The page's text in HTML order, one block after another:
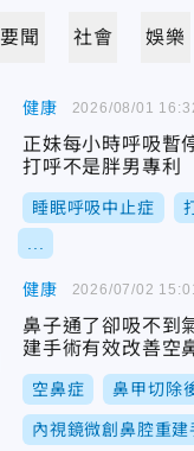
要聞 社會 娛樂
健康
正妹每小時呼吸暫
打呼不是胖男專利
睡眠呼吸中止症
2026/08/01
健康
鼻子通了卻吸不到
建手術有效改善空
空鼻症 鼻甲切除
內視鏡微創鼻腔重建
2026/07/02